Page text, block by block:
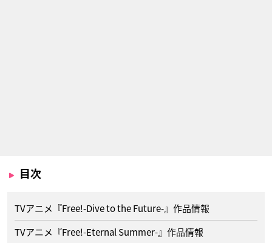
目次
TVアニメ『Free!-Dive to the Future-』作品情報
TVアニメ『Free!-Eternal Summer-』作品情報